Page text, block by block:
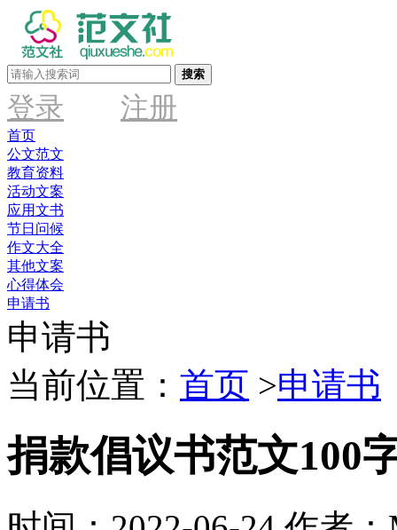
搜索
登录 注册
首页
公文范文
教育资料
活动文案
应用文书
节日问候
作文大全
其他文案
心得体会
申请书
申请书
当前位置： 首页 >申请书
捐款倡议书范文100